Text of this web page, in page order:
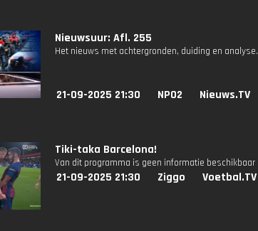
Nieuwsuur: Afl. 255
Het nieuws met achtergronden, duiding en analyse.
21-09-2025 21:30 NPO2 Nieuws.TV
Tiki-taka Barcelona!
Van dit programma is geen informatie beschikbaar
21-09-2025 21:30 Ziggo Voetbal.TV